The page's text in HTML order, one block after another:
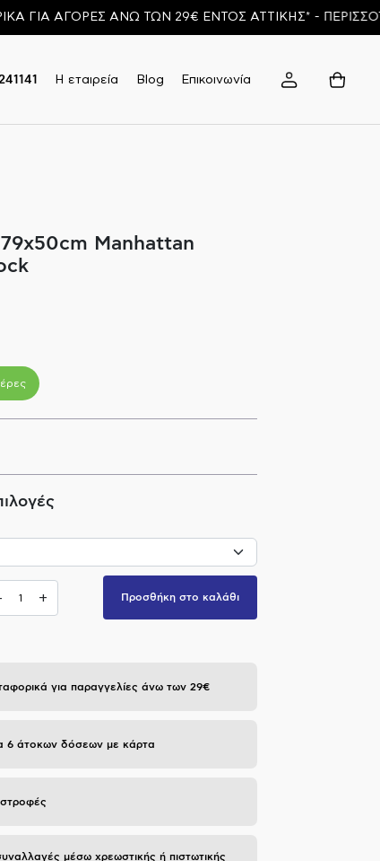
ΑΓΟΡΕΣ ΑΝΩ ΤΩΝ 29€ ΕΝΤΟΣ ΑΤΤΙΚΗΣ* - ΠΕΡΙΣΣΟΤΕΡΑ
Η εταιρεία Blog Επικοινωνία
Manhattan
+ Προσθήκη στο καλάθι
για παραγγελίες άνω των 29€
6 άτοκων δόσεων με κάρτα
μέσω χρεωστικής ή πιστωτικής